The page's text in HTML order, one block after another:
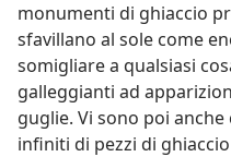
monumenti di ghiaccio
sfavillano al sole come
somigliare a qualsiasi
galleggianti ad
guglie. Vi sono poi
infiniti di pezzi di